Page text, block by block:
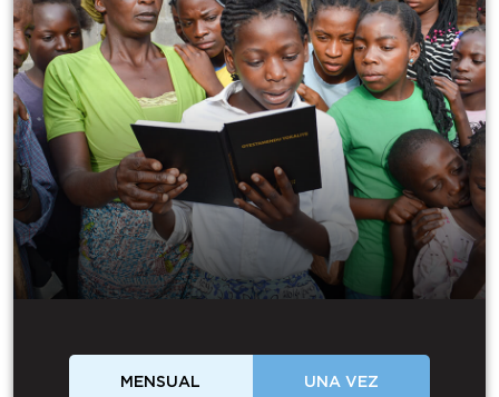
MENSUAL UNA VEZ